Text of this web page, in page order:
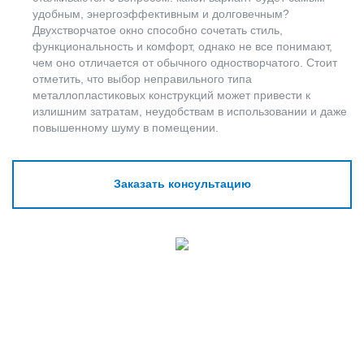
удобным, энергоэффективным и долговечным?
Двухстворчатое окно способно сочетать стиль,
функциональность и комфорт, однако не все понимают,
чем оно отличается от обычного одностворчатого. Стоит
отметить, что выбор неправильного типа
металлопластиковых конструкций может привести к
излишним затратам, неудобствам в использовании и даже
повышенному шуму в помещении.
Заказать консультацию